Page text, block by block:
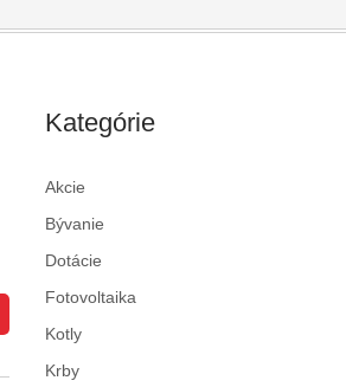
Kategórie
Akcie
Bývanie
Dotácie
Fotovoltaika
Kotly
Krby